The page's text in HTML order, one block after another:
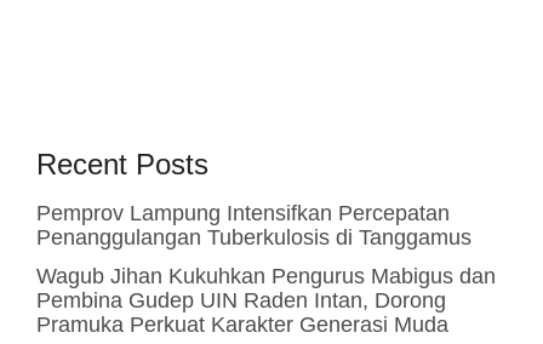
Recent Posts
Pemprov Lampung Intensifkan Percepatan
Penanggulangan Tuberkulosis di Tanggamus
Wagub Jihan Kukuhkan Pengurus Mabigus dan
Pembina Gudep UIN Raden Intan, Dorong
Pramuka Perkuat Karakter Generasi Muda